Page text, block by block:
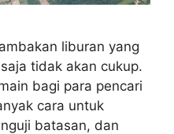
liburan yang
tidak akan cukup.
bagi para pencari
cara untuk
batasan, dan